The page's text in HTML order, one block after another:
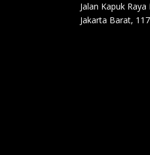
Jalan Kapuk
Jakarta Barat,